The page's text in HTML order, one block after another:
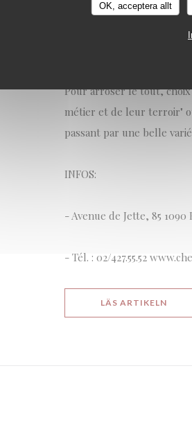
OK, acceptera allt
On vous recommande
vous laisse le choix entre
dessert à la carte (ou
Pour arroser le tout,
métier et de leur terroir"
passant par une belle
INFOS:
- Avenue de Jette, 85
- Tél. : 02/427.55.52
LÄS ARTIKELN